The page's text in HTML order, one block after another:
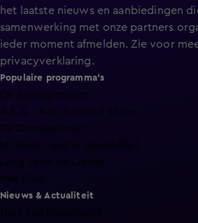
het laatste nieuws en aanbiedingen
samenwerking met onze partners
ieder moment afmelden. Zie voor
privacyverklaring.
Populaire programma's
De Bondgenoten
A.S.S. - Anti Survival Show
De Oranjezomer
Mi Dushi: wat is dan liefde?
Nieuws & Actualiteit